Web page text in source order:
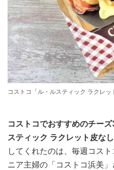
コストコ「ル・ルスティック ラクレッ
コストコでおすすめのチー
スティック ラクレット皮な
してくれたのは、毎週コス
ニア主婦の「コストコ浜美